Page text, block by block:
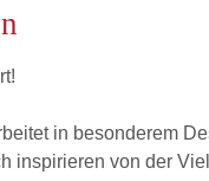
in besonderem
inspirieren von der